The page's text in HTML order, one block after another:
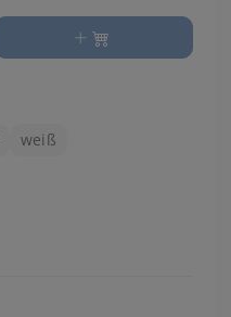
weiß